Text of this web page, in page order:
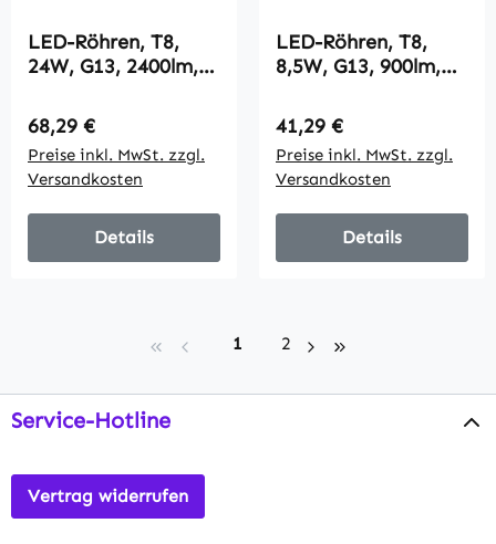
LED-Röhren, T8,
24W, G13, 2400lm,
neutralweiß, 25er-
Pack
Regulärer Preis:
68,29 €
Preise inkl. MwSt. zzgl.
Versandkosten
Details
LED-Röhren, T8,
8,5W, G13, 900lm,
neutralweiß, 25er-
Pack
Regulärer Preis:
41,29 €
Preise inkl. MwSt. zzgl.
Versandkosten
Details
Seite
1 Seite
2
Service-Hotline
Vertrag widerrufen